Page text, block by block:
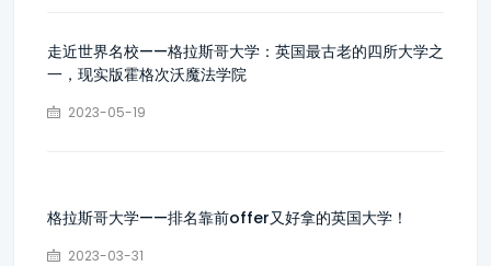
走近世界名校——格拉斯哥大学：英国最古老的四所大学之
一，现实版霍格次沃魔法学院
2023-05-19
格拉斯哥大学——排名靠前offer又好拿的英国大学！
2023-03-31